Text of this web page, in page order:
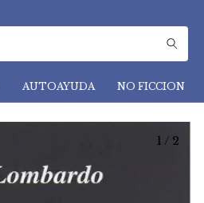
AUTOAYUDA NO FICCION
1 / 2